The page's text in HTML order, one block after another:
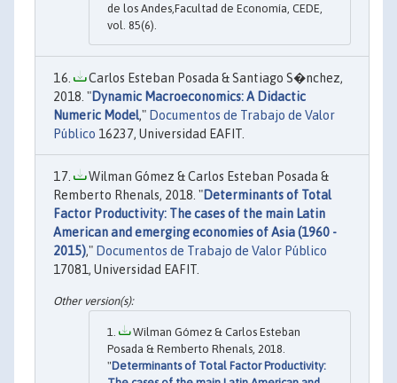
de los Andes,Facultad de Economía, CEDE,
vol. 85(6).
Carlos Esteban Posada & Santiago S�nchez,
2018. "Dynamic Macroeconomics: A Didactic
Numeric Model," Documentos de Trabajo de Valor
Público 16237, Universidad EAFIT.
Wilman Gómez & Carlos Esteban Posada &
Remberto Rhenals, 2018. "Determinants of Total
Factor Productivity: The cases of the main Latin
American and emerging economies of Asia (1960 -
2015)," Documentos de Trabajo de Valor Público
17081, Universidad EAFIT.
Wilman Gómez & Carlos Esteban
Posada & Remberto Rhenals, 2018.
"Determinants of Total Factor Productivity: